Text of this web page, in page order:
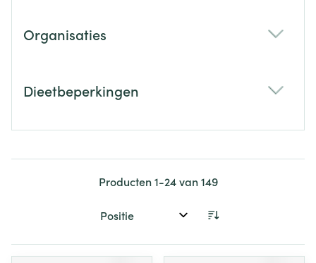
Organisaties
Dieetbeperkingen
Producten1-24van149
Sorteer op: